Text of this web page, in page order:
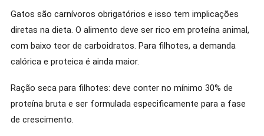
Gatos são carnívoros obrigatórios e isso tem implicações
diretas na dieta. O alimento deve ser rico em proteína animal,
com baixo teor de carboidratos. Para filhotes, a demanda
calórica e proteica é ainda maior.
Ração seca para filhotes: deve conter no mínimo 30% de
proteína bruta e ser formulada especificamente para a fase
de crescimento.